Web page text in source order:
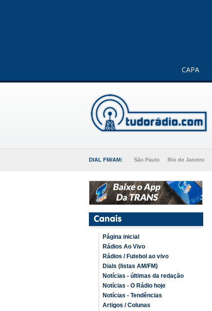
CAPA
DIAL FM/AM: São Paulo Rio de Janeiro
Página inicial
Rádios Ao Vivo
Rádios / Futebol ao vivo
Dials (listas AM/FM)
Notícias - últimas da redação
Notícias - O Rádio hoje
Notícias - Tendências
Artigos / Colunas